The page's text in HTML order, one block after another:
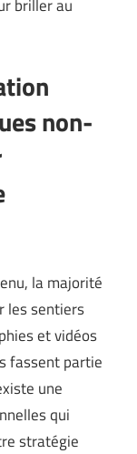
briller au
non-
la majorité
les sentiers
et vidéos
fassent partie
une
qui
stratégie